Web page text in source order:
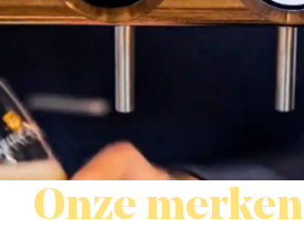
Onze merken